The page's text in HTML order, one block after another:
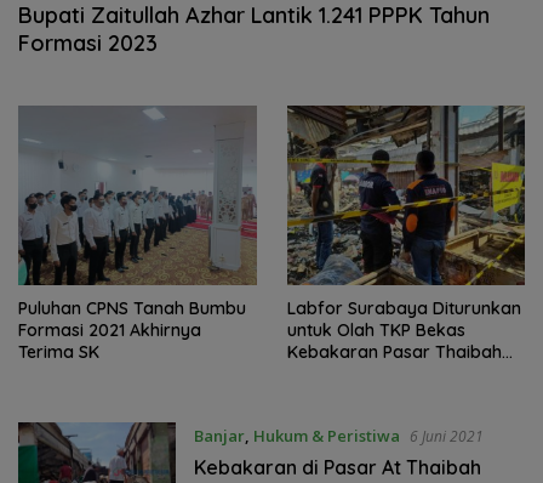
Bupati Zaitullah Azhar Lantik 1.241 PPPK Tahun
Formasi 2023
Puluhan CPNS Tanah Bumbu
Formasi 2021 Akhirnya
Terima SK
Labfor Surabaya Diturunkan
untuk Olah TKP Bekas
Kebakaran Pasar Thaibah
Banjar, Hukum & Peristiwa 6 Juni 2021
Kebakaran di Pasar At Thaibah